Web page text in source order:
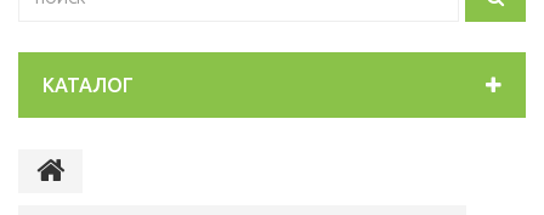
КАТАЛОГ